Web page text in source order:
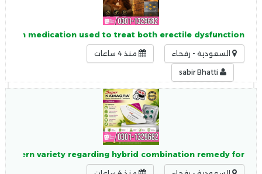
medication used to treat both erectile dysfunction
السعودية - رفحاء منذ 4 ساعات
variety regarding hybrid combination remedy for